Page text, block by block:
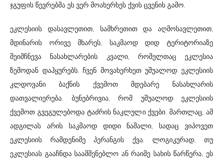
ჯგუფის წევრებმა ეს ვერ მოახერხეს ქვის ცვენის გამო.
ეკლესიის დასავლეთით, სამხრეთით და აღმოსავლეთით,
მდინარის ორივე მხარეს, საკმაოდ დიდ ტერიტორიაზე
შეიმჩნევა ნასახლარების კვალი, რომელთაც ეკლესია
ზემოდან დაჰყურებს. ჩვენ მოვახერხეთ უშუალოდ ეკლესიის
კლდოვანი ბაქნის ქვემოთ მდებარე ნასახლარის
დათვალიერება. ბუნებრივია, რომ უშუალოდ ეკლესიის
ქვემოთ გვეგულებოდა ტაძრის ნაკლული ქვები. მართლაც, ამ
ადგილას არის საკმაოდ დიდი ნაშალი, სადაც ვიპოვეთ
ეკლესიის რამდენიმე პერანგის ქვა. ლოგიკურად, თუ
ეკლესიას გააჩნდა საამშენებლო ან რაიმე სახის წარწერა, ეს